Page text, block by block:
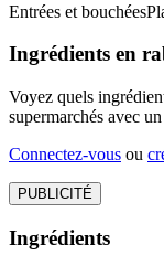
Entrées et bouchées
Ingrédients en
Voyez quels
supermarchés avec
Connectez-vous ou
PUBLICITÉ
Ingrédients